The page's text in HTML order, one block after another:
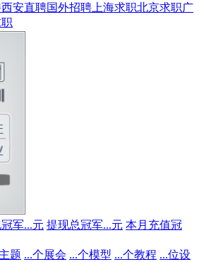
西安直聘国外招聘 上海求职北京求职广
冠军...元 提现总冠军...元 本月充值冠
题 ...个展会 ...个模型 ...个教程 ...位设